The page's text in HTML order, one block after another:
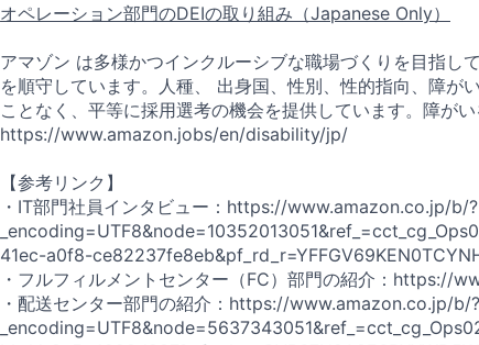
オペレーション部門のDEIの取り組み（Japanese Only）
アマゾン は多様かつインクルーシブな職場づくりを目指し
を順守しています。人種、 出身国、性別、性的指向、障が
ことなく、平等に採用選考の機会を提供しています。障が
https://www.amazon.jobs/en/disability/jp/
【参考リンク】
・IT部門社員インタビュー：https://www.amazon.co.jp/b/?
41ec-a0f8-
・フルフィルメントセンター（FC）部門の紹介：https://
・配送センター部門の紹介：https://www.amazon.co.jp/b/?